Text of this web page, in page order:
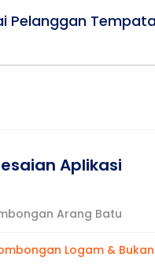
Aplikasi
Arang Batu
Logam &
Pelanggan